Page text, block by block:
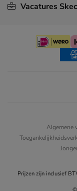
Vacatures
Algemene
Prijzen zijn inclusief